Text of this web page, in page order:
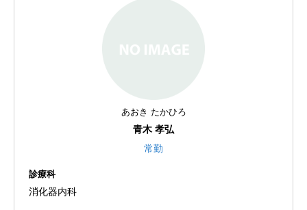
あおき たかひろ
青木 孝弘
常勤
診療科
消化器内科